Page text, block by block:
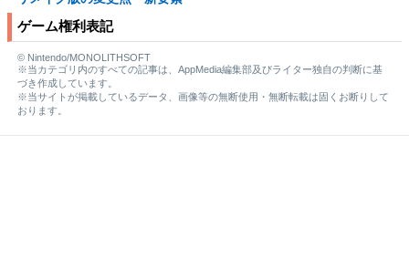
ゲーム権利表記
© Nintendo/MONOLITHSOFT
※当カテゴリ内のすべての記事は、AppMedia編集部及びライター独自の判断に基
づき作成しています。
※当サイトが掲載しているデータ、画像等の無断使用・無断転載は固くお断りして
おります。